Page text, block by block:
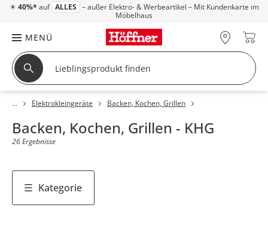
☀ 40%* auf ALLES – außer Elektro- & Werbeartikel – Mit Kundenkarte im
Möbelhaus
MENÜ
Elektrokleingeräte Backen, Kochen, Grillen
Backen, Kochen, Grillen - KHG
26 Ergebnisse
Kategorie